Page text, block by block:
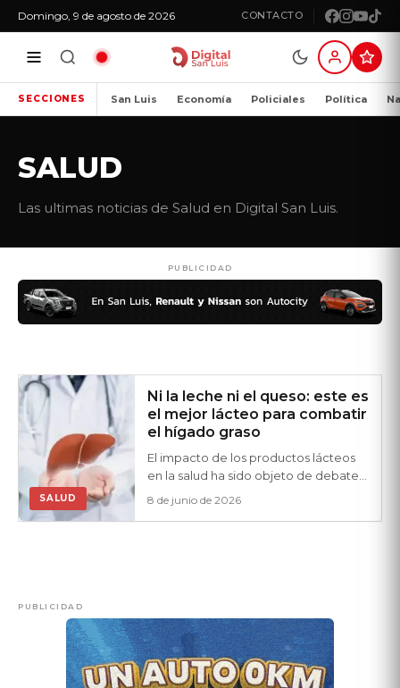
Domingo, 9 de agosto de 2026 CONTACTO
SECCIONES San Luis Economía Policiales Política
SALUD
Las ultimas noticias de Salud en Digital San Luis.
PUBLICIDAD
SALUD
Ni la leche ni el queso: este es
el mejor lácteo para combatir
el hígado graso
El impacto de los productos lácteos
en la salud ha sido objeto de debate
durante mucho tiempo. Sin embargo,
8 de junio de 2026
PUBLICIDAD